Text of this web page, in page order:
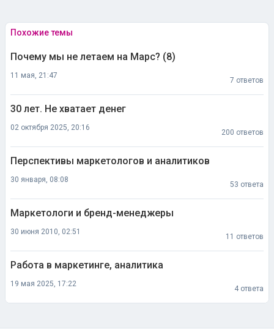
Похожие темы
Почему мы не летаем на Марс? (8)
11 мая, 21:47
7 ответов
30 лет. Не хватает денег
02 октября 2025, 20:16
200 ответов
Перспективы маркетологов и аналитиков
30 января, 08:08
53 ответа
Маркетологи и бренд-менеджеры
30 июня 2010, 02:51
11 ответов
Работа в маркетинге, аналитика
19 мая 2025, 17:22
4 ответа